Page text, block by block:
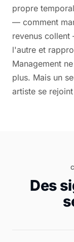
propre
— comment
revenus
l'autre et
Management
plus. Mais un
artiste se
Des